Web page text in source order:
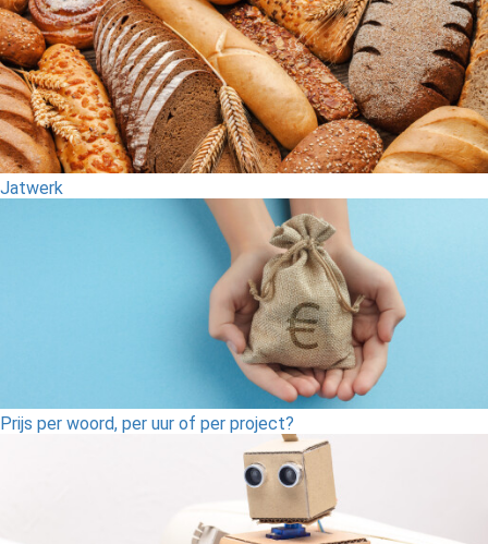
Jatwerk
Prijs per woord, per uur of per project?